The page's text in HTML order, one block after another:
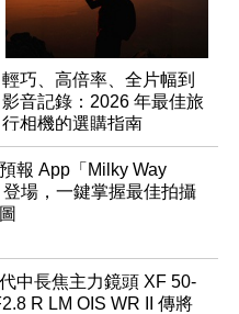
輕巧、高倍率、全片幅到
影音記錄：2026 年最佳旅
行相機的選購指南
報 App「Milky Way
登場，一鍵掌握最佳拍攝
中長焦主力鏡頭 XF 50-
R LM OIS WR II 傳將